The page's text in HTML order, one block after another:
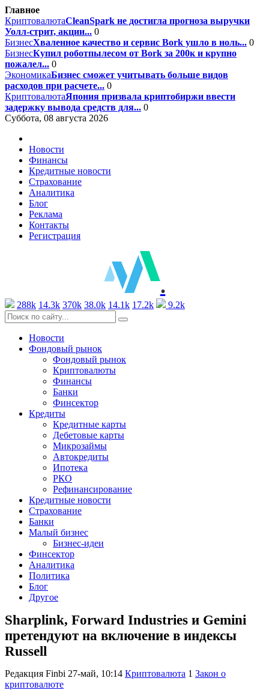
Главное
КриптовалютаCleanSpark не достигла прогноза выручки
Уолл-стрит, акции... 0
БизнесХваленное качество и сервис Bork ушло в ноль... 0
БизнесКупил роботпылесом от Bork за 200к и крупно
пожалел... 0
ЭкономикаБизнес сможет учитывать больше видов
расходов при расчете... 0
КриптовалютаЯпония призвала криптобиржи ввести
задержку вывода средств для... 0
Суббота, 08 августа 2026
Новости
Финансы
Кредитные новости
Страхование
Аналитика
Блог
Реклама
Контакты
Регистрация
.
288k 14.3k 370k 38.0k 14.1k 17.2k 9.2k
Новости
Фондовый рынок
Фондовый рынок
Криптовалюты
Финансы
Банки
Финсектор
Кредиты
Кредитные карты
Дебетовые карты
Микрозаймы
Автокредиты
Ипотека
РКО
Рефинансирование
Кредитные новости
Страхование
Банки
Малый бизнес
Бизнес-идеи
Финсектор
Аналитика
Политика
Блог
Другое
Sharplink, Forward Industries и Gemini
претендуют на включение в индексы
Russell
Редакция Finbi 27-май, 10:14 Криптовалюта 1 Закон о
криптовалюте